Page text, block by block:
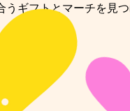
うギフトとマーチを見つ